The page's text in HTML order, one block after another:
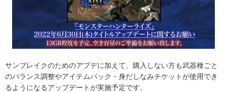
サンブレイクのためのアプデに加えて、購入しない方も武器種ごと
のバランス調整やアイテムパック・身だしなみチケットが使用でき
るようになるアップデートが実施予定です。